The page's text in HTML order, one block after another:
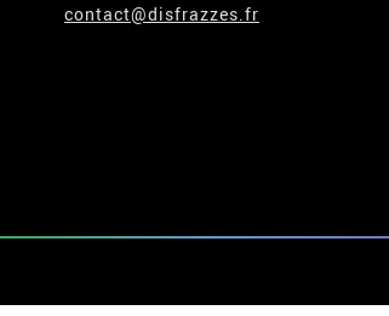
contact@disfrazzes.fr